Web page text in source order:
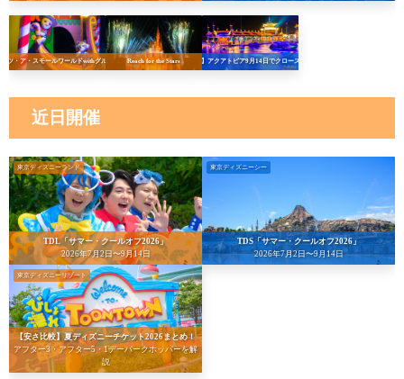
ッツ・ア・スモールワールドwithグルート Reach for the Stars 【悲報】アクアトピア9月14日でクローズへ…！
近日開催
東京ディズニーランド
TDL「サマー・クールオフ2026」
2026年7月2日〜9月14日
東京ディズニーシー
TDS「サマー・クールオフ2026」
2026年7月2日〜9月14日
東京ディズニーリゾート
【安さ比較】夏ディズニーチケット2026まとめ！
アフター3・アフター5・1デーパークホッパーを解
説